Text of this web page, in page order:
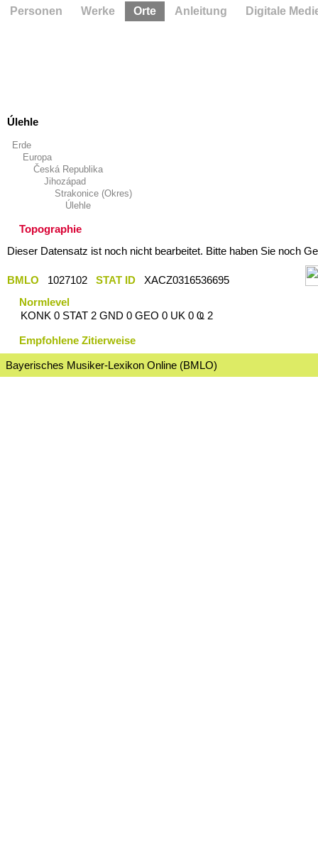
Úlehle
Erde
Europa
Česká Republika
Jihozápad
Strakonice (Okres)
Úlehle
Topographie
Dieser Datensatz ist noch nicht bearbeitet. Bitte haben Sie noch
BMLO 1027102 STAT ID
XACZ0316536695
Normlevel
KONK 0 STAT 2 GND 0 GEO 0 UK 0 Ҩ 2
Empfohlene Zitierweise
Bayerisches Musiker-Lexikon Online (BMLO)
Personen Werke Orte Anleitung Digitale